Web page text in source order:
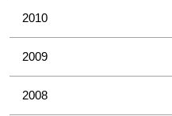
2010
2009
2008